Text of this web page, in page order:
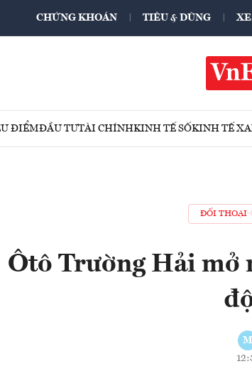
CHỨNG KHOÁN TIÊU & DÙNG XE
ĐIỂMĐẦU TƯTÀI CHÍNHKINH TẾ SỐKINH TẾ
ĐỐI THOẠI
Ôtô Trường Hải mở
M